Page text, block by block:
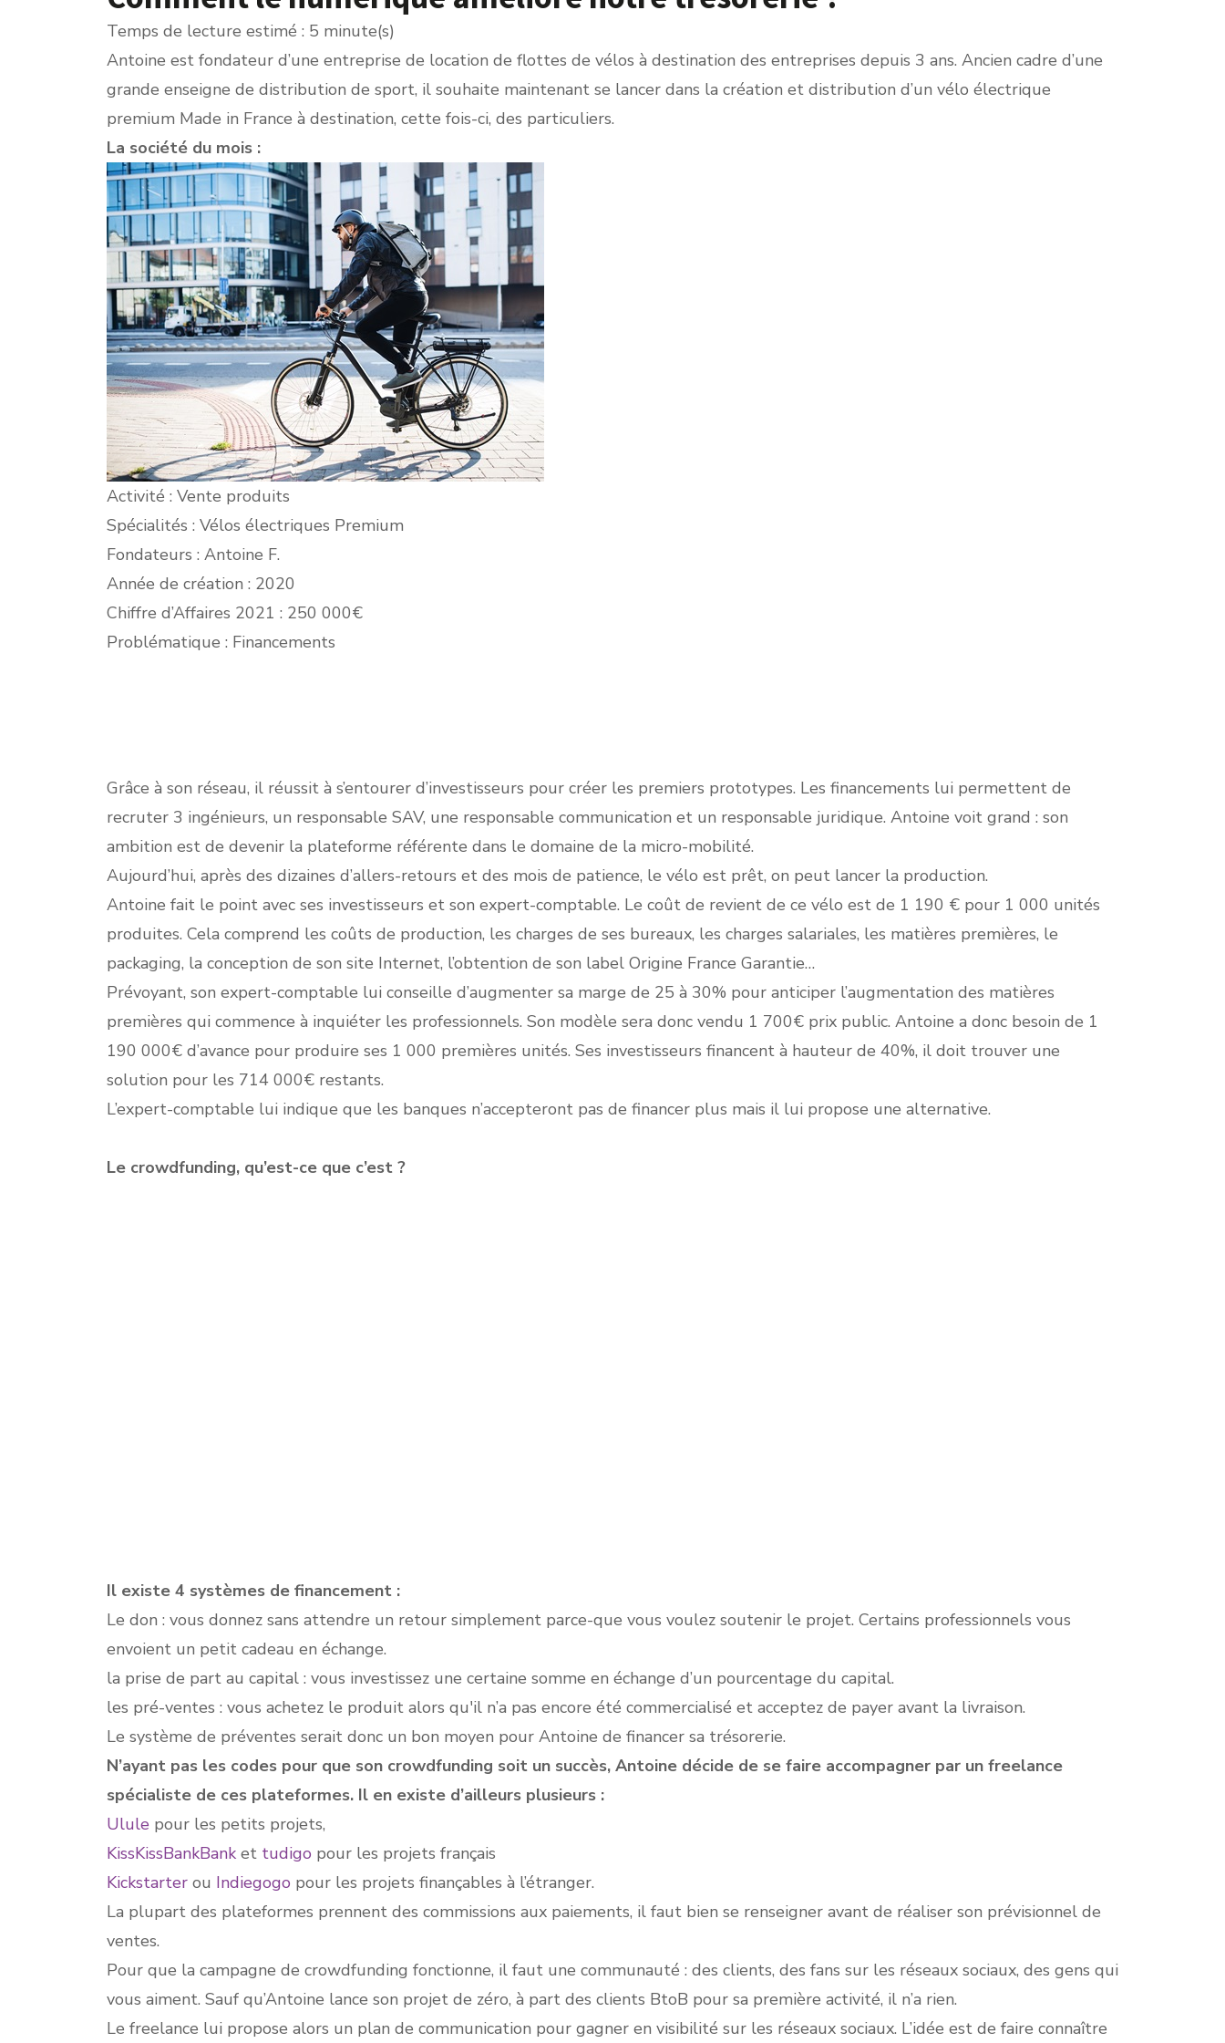
Temps de lecture estimé : 5 minute(s)
Antoine est fondateur d’une entreprise de location de flottes de vélos à destination des entreprises depuis 3 ans. Ancien cadre d’une
grande enseigne de distribution de sport, il souhaite maintenant se lancer dans la création et distribution d’un vélo électrique
premium Made in France à destination, cette fois-ci, des particuliers.
La société du mois :
Activité : Vente produits
Spécialités : Vélos électriques Premium
Fondateurs : Antoine F.
Année de création : 2020
Chiffre d’Affaires 2021 : 250 000€
Problématique : Financements
Grâce à son réseau, il réussit à s’entourer d’investisseurs pour créer les premiers prototypes. Les financements lui permettent de
recruter 3 ingénieurs, un responsable SAV, une responsable communication et un responsable juridique. Antoine voit grand : son
ambition est de devenir la plateforme référente dans le domaine de la micro-mobilité.
Aujourd’hui, après des dizaines d’allers-retours et des mois de patience, le vélo est prêt, on peut lancer la production.
Antoine fait le point avec ses investisseurs et son expert-comptable. Le coût de revient de ce vélo est de 1 190 € pour 1 000 unités
produites. Cela comprend les coûts de production, les charges de ses bureaux, les charges salariales, les matières premières, le
packaging, la conception de son site Internet, l’obtention de son label Origine France Garantie…
Prévoyant, son expert-comptable lui conseille d’augmenter sa marge de 25 à 30% pour anticiper l’augmentation des matières
premières qui commence à inquiéter les professionnels. Son modèle sera donc vendu 1 700€ prix public. Antoine a donc besoin de 1
190 000€ d’avance pour produire ses 1 000 premières unités. Ses investisseurs financent à hauteur de 40%, il doit trouver une
solution pour les 714 000€ restants.
L’expert-comptable lui indique que les banques n’accepteront pas de financer plus mais il lui propose une alternative.
Le crowdfunding, qu’est-ce que c’est ?
Il existe 4 systèmes de financement :
Le don : vous donnez sans attendre un retour simplement parce-que vous voulez soutenir le projet. Certains professionnels vous
envoient un petit cadeau en échange.
la prise de part au capital : vous investissez une certaine somme en échange d’un pourcentage du capital.
les pré-ventes : vous achetez le produit alors qu'il n’a pas encore été commercialisé et acceptez de payer avant la livraison.
Le système de préventes serait donc un bon moyen pour Antoine de financer sa trésorerie.
N’ayant pas les codes pour que son crowdfunding soit un succès, Antoine décide de se faire accompagner par un freelance
spécialiste de ces plateformes. Il en existe d’ailleurs plusieurs :
Ulule pour les petits projets,
KissKissBankBank et tudigo pour les projets français
Kickstarter ou Indiegogo pour les projets finançables à l’étranger.
La plupart des plateformes prennent des commissions aux paiements, il faut bien se renseigner avant de réaliser son prévisionnel de
ventes.
Pour que la campagne de crowdfunding fonctionne, il faut une communauté : des clients, des fans sur les réseaux sociaux, des gens qui
vous aiment. Sauf qu’Antoine lance son projet de zéro, à part des clients BtoB pour sa première activité, il n’a rien.
Le freelance lui propose alors un plan de communication pour gagner en visibilité sur les réseaux sociaux. L’idée est de faire connaître